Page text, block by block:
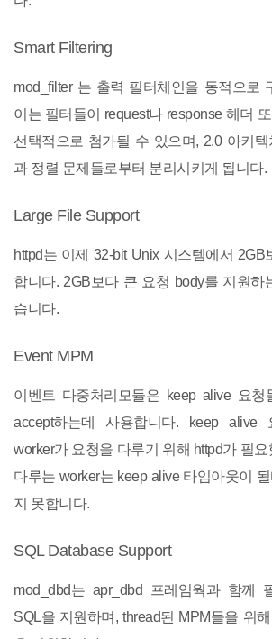
Smart Filtering
mod_filter 는 출력 필터체인을 동적으로
이는 필터들이 request나 response 헤더
선택적으로 첨가될 수 있으며, 2.0 아키
과 정렬 문제들로부터 분리시키게 됩니다.
Large File Support
httpd는 이제 32-bit Unix 시스템에서 2GB
합니다. 2GB보다 큰 요청 body를 지원하
습니다.
Event MPM
이벤트 다중처리모듈은 keep alive 요청
accept하는데 사용합니다. keep alive
worker가 요청을 다루기 위해 httpd가 필
다루는 worker는 keep alive 타임아웃이
지 못합니다.
SQL Database Support
mod_dbd는 apr_dbd 프레임웍과 함께
SQL을 지원하며, thread된 MPM들을 위